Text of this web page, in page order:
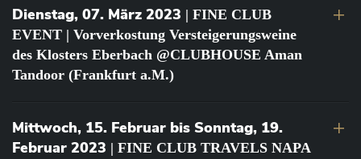
Dienstag, 07. März 2023 | FINE CLUB
EVENT | Vorverkostung Versteigerungsweine
des Klosters Eberbach @CLUBHOUSE Aman
Tandoor (Frankfurt a.M.)
Mittwoch, 15. Februar bis Sonntag, 19.
Februar 2023 | FINE CLUB TRAVELS NAPA